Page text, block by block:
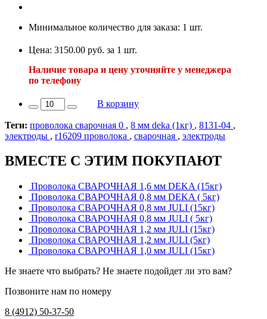
Минимальное количество для заказа: 1 шт.
Цена: 3150.00 руб. за 1 шт.
Наличие товара и цену уточняйте у менеджера
по телефону
В корзину
Теги: проволока сварочная 0 , 8 мм deka (1кг) , 8131-04 ,
электроды , r16209 проволока , сварочная , электроды
ВМЕСТЕ С ЭТИМ ПОКУПАЮТ
Проволока СВАРОЧНАЯ 1,6 мм DEKA (15кг)
Проволока СВАРОЧНАЯ 0,8 мм DEKA ( 5кг)
Проволока СВАРОЧНАЯ 0,8 мм JULI (15кг)
Проволока СВАРОЧНАЯ 0,8 мм JULI ( 5кг)
Проволока СВАРОЧНАЯ 1,2 мм JULI (15кг)
Проволока СВАРОЧНАЯ 1,2 мм JULI (5кг)
Проволока СВАРОЧНАЯ 1,0 мм JULI (15кг)
Не знаете что выбрать? Не знаете подойдет ли это вам?
Позвоните нам по номеру
8 (4912) 50-37-50